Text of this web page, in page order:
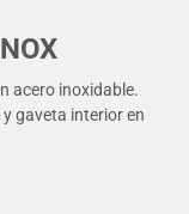
acero inoxidable.
gaveta interior en